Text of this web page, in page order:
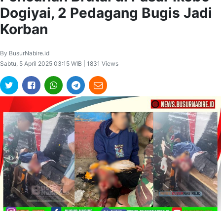
Dogiyai, 2 Pedagang Bugis Jadi
Korban
By BusurNabire.id
Sabtu, 5 April 2025 03:15 WIB | 1831 Views